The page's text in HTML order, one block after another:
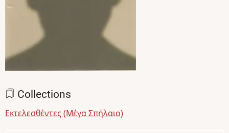
Collections
Εκτελεσθέντες (Μέγα Σπήλαιο)